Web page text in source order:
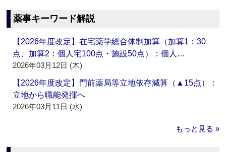
薬事キーワード解説
【2026年度改定】在宅薬学総合体制加算（加算1：30
点、加算2：個人宅100点・施設50点）：個人…
2026年03月12日 (木)
【2026年度改定】門前薬局等立地依存減算（▲15点）：
立地から職能発揮へ
2026年03月11日 (水)
もっと見る »